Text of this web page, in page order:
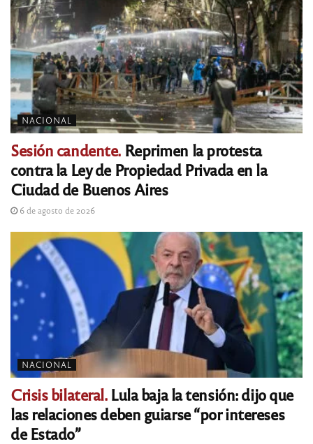
NACIONAL
Sesión candente.Reprimen la protesta
contra la Ley de Propiedad Privada en la
Ciudad de Buenos Aires
6 de agosto de 2026
NACIONAL
Crisis bilateral.Lula baja la tensión: dijo que
las relaciones deben guiarse “por intereses
de Estado”